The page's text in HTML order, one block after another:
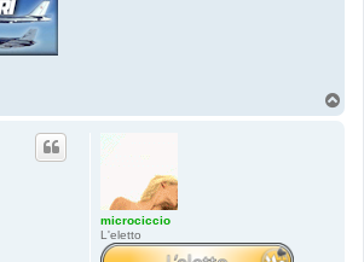
microciccio
L'eletto